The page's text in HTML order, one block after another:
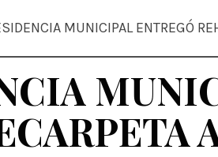
MUNICIPAL ENTREGÓ